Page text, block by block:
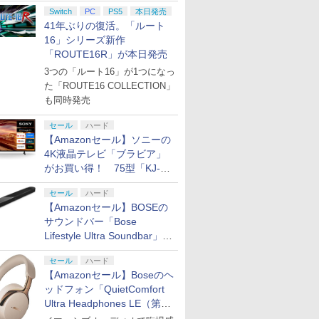
Switch PC PS5 本日発売
41年ぶりの復活。「ルート
16」シリーズ新作
「ROUTE16R」が本日発売
3つの「ルート16」が1つになっ
た「ROUTE16 COLLECTION」
も同時発売
セール ハード
【Amazonセール】ソニーの
4K液晶テレビ「ブラビア」
がお買い得！ 75型「KJ-
75X75WL」などラインナッ
プ
セール ハード
【Amazonセール】BOSEの
サウンドバー「Bose
Lifestyle Ultra Soundbar」
や、サブウーファー「Bose
Lifestyle Ultra Subwoofer」
などお買い得！
セール ハード
【Amazonセール】Boseのヘ
ッドフォン「QuietComfort
Ultra Headphones LE（第2